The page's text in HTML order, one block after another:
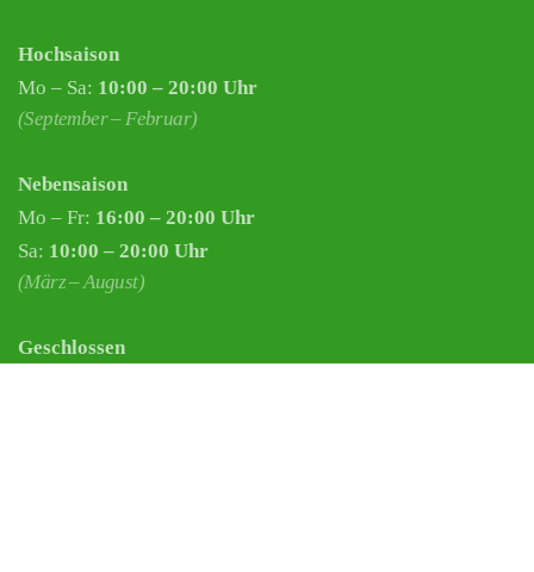
Hochsaison
Mo – Sa: 10:00 – 20:00 Uhr
(September – Februar)
Nebensaison
Mo – Fr: 16:00 – 20:00 Uhr
Sa: 10:00 – 20:00 Uhr
(März – August)
Geschlossen